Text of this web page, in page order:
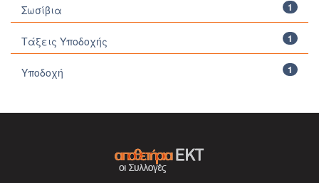
1
Σωσίβια
1
Τάξεις Υποδοχής
1
Υποδοχή